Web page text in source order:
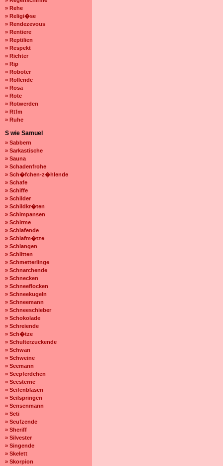
» Rehe
» Religi�se
» Rendezevous
» Rentiere
» Reptilien
» Respekt
» Richter
» Rip
» Roboter
» Rollende
» Rosa
» Rote
» Rotwerden
» Rtfm
» Ruhe
S wie Samuel
» Sabbern
» Sarkastische
» Sauna
» Schadenfrohe
» Sch�fchen-z�hlende
» Schafe
» Schiffe
» Schilder
» Schildkr�ten
» Schimpansen
» Schirme
» Schlafende
» Schlafm�tze
» Schlangen
» Schlitten
» Schmetterlinge
» Schnarchende
» Schnecken
» Schneeflocken
» Schneekugeln
» Schneemann
» Schneeschieber
» Schokolade
» Schreiende
» Sch�tze
» Schulterzuckende
» Schwan
» Schweine
» Seemann
» Seepferdchen
» Seesterne
» Seifenblasen
» Seilspringen
» Sensenmann
» Seti
» Seufzende
» Sheriff
» Silvester
» Singende
» Skelett
» Skorpion